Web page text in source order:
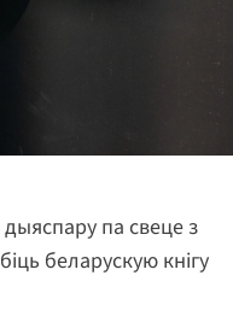
па свеце з
беларускую кнігу